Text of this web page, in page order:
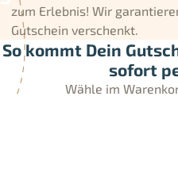
zum Erlebnis! Wir
Gutschein verschenkt.
So kommt Dein
sofort
Wähle im